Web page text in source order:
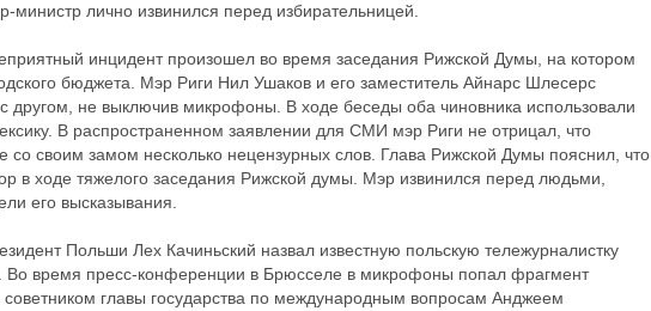
министр лично извинился перед избирательницей.
инцидент произошел во время заседания Рижской Думы, на котором
бюджета. Мэр Риги Нил Ушаков и его заместитель Айнарс Шлесерс
с другом, не выключив микрофоны. В ходе беседы оба чиновника использовали
В распространенном заявлении для СМИ мэр Риги не отрицал, что
со своим замом несколько нецензурных слов. Глава Рижской Думы пояснил, что
в ходе тяжелого заседания Рижской думы. Мэр извинился перед людьми,
его высказывания.
Польши Лех Качиньский назвал известную польскую тележурналистку
Во время пресс-конференции в Брюсселе в микрофоны попал фрагмент
советником главы государства по международным вопросам Анджеем